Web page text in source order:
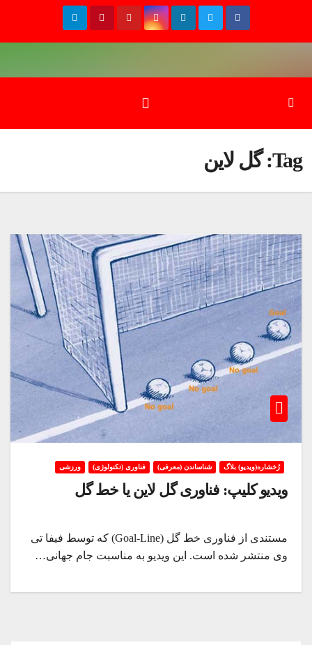
Tag: گل لاین
رُخشاره(ویدیو) بلاگ شناساندن (معرفی) فناوری (تکنولوژی) ورزشی
ویدیو کلیپ: فناوری گل لاین یا خط گل
مستندی از فناوری خط گل (Goal-Line) که توسط فیفا تی
وی منتشر شده است. این ویدیو به مناسبت جام جهانی…